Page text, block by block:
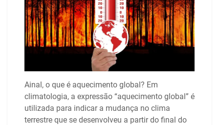
Ainal, o que é aquecimento global? Em
climatologia, a expressão “aquecimento global” é
utilizada para indicar a mudança no clima
terrestre que se desenvolveu a partir do final do